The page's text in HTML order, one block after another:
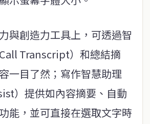
與創造力工具上，可透過智
Transcript）和總結摘
一目了然；寫作智慧助理
）提供如內容摘要、自動
能，並可直接在選取文字時